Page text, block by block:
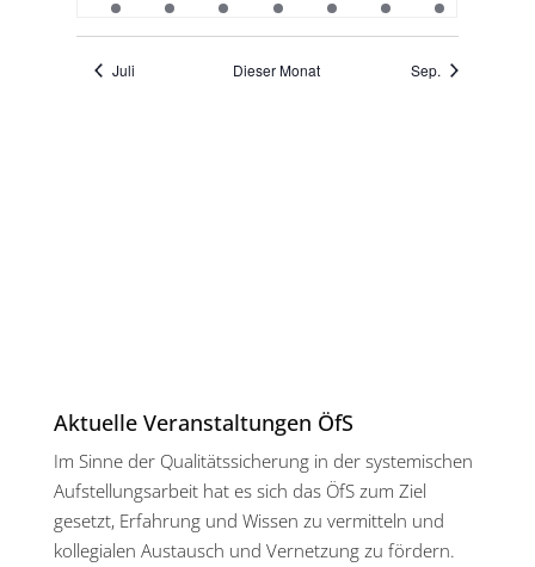
veranstaltungveranstaltungveranstaltungveranstaltungveranstaltungveranstaltung
Juli Dieser Monat Sep.
Aktuelle Veranstaltungen ÖfS
Im Sinne der Qualitätssicherung in der systemischen
Aufstellungsarbeit hat es sich das ÖfS zum Ziel
gesetzt, Erfahrung und Wissen zu vermitteln und
kollegialen Austausch und Vernetzung zu fördern.